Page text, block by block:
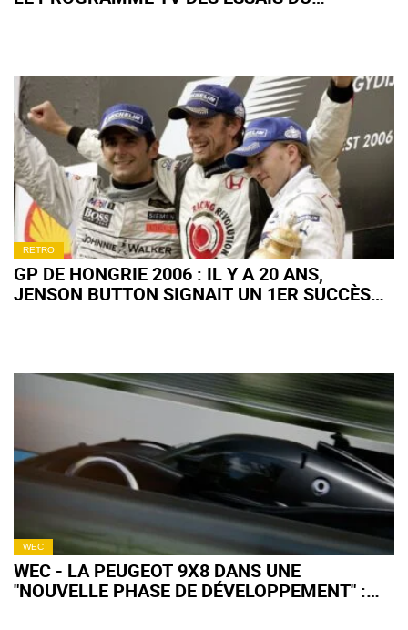
RETRO
GP DE HONGRIE 2006 : IL Y A 20 ANS,
JENSON BUTTON SIGNAIT UN 1ER SUCCÈS
WEC
WEC - LA PEUGEOT 9X8 DANS UNE
"NOUVELLE PHASE DE DÉVELOPPEMENT" :